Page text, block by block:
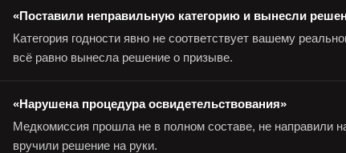
«Поставили неправильную категорию и вынесли
Категория годности явно не соответствует вашему
всё равно вынесла решение о призыве.
«Нарушена процедура освидетельствования»
Медкомиссия прошла не в полном составе, не направили
вручили решение на руки.